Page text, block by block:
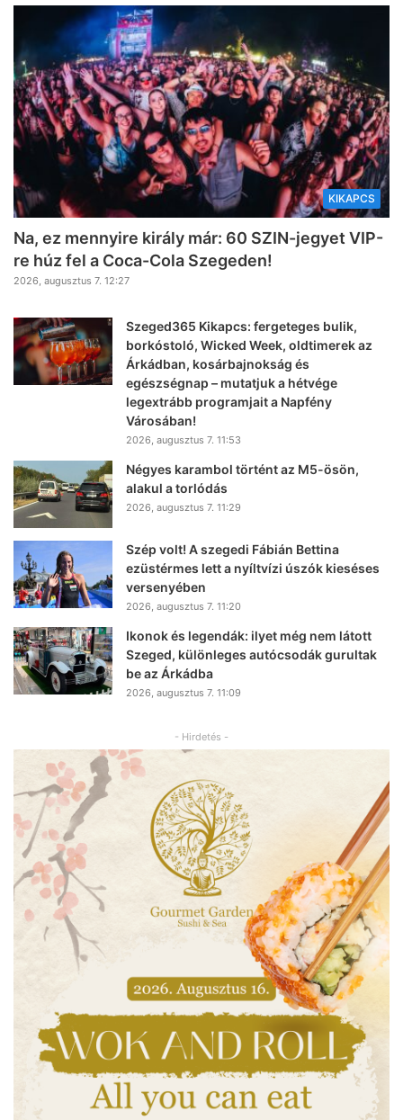
KIKAPCS
Na, ez mennyire király már: 60 SZIN-jegyet VIP-
re húz fel a Coca-Cola Szegeden!
2026, augusztus 7. 12:27
Szeged365 Kikapcs: fergeteges bulik,
borkóstoló, Wicked Week, oldtimerek az
Árkádban, kosárbajnokság és
egészségnap – mutatjuk a hétvége
legextrább programjait a Napfény
Városában!
2026, augusztus 7. 11:53
Négyes karambol történt az M5-ösön,
alakul a torlódás
2026, augusztus 7. 11:29
Szép volt! A szegedi Fábián Bettina
ezüstérmes lett a nyíltvízi úszók kieséses
versenyében
2026, augusztus 7. 11:20
Ikonok és legendák: ilyet még nem látott
Szeged, különleges autócsodák gurultak
be az Árkádba
2026, augusztus 7. 11:09
- Hirdetés -